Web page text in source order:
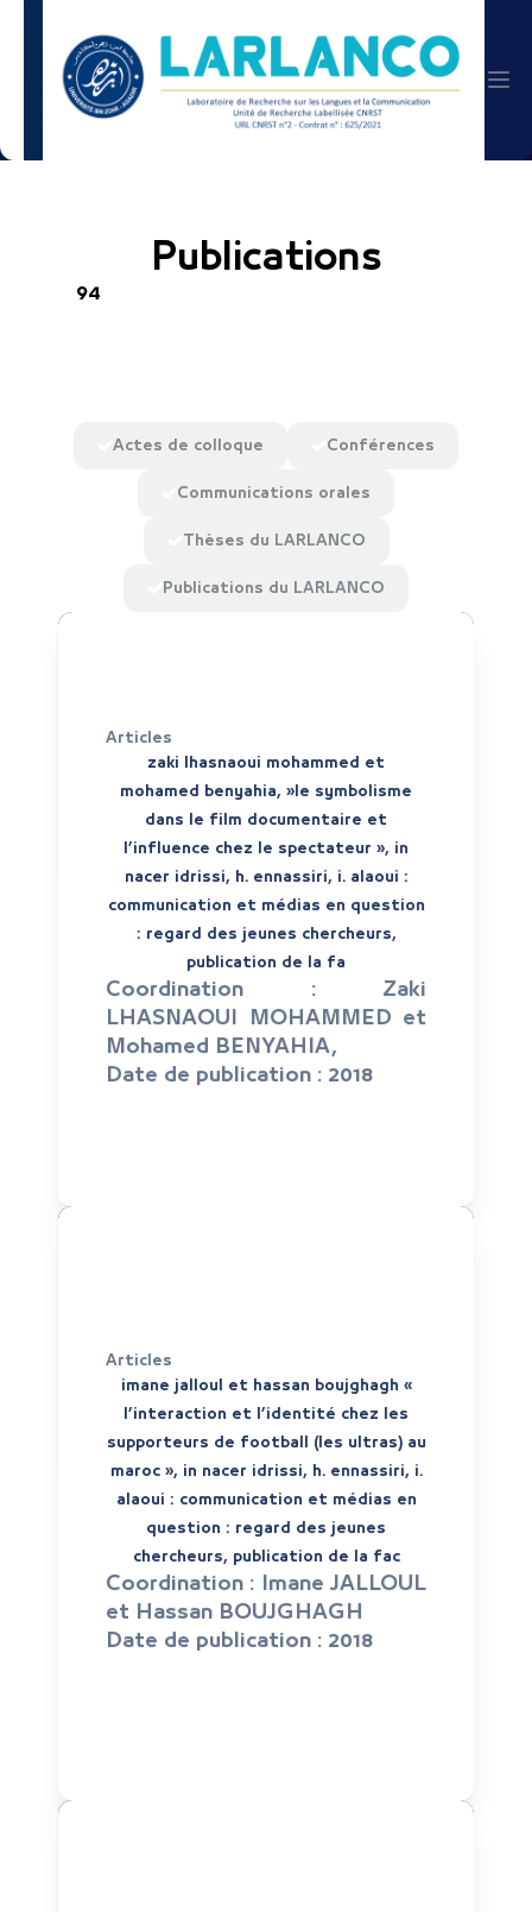
Publications
94
Actes de colloque Conférences
Communications orales
Thèses du LARLANCO
Publications du LARLANCO
Articles
zaki lhasnaoui mohammed et
mohamed benyahia, »le symbolisme
dans le film documentaire et
l’influence chez le spectateur », in
nacer idrissi, h. ennassiri, i. alaoui :
communication et médias en question
: regard des jeunes chercheurs,
publication de la fa
Coordination :Zaki
LHASNAOUI MOHAMMED et
Mohamed BENYAHIA,
Date de publication : 2018
Articles
imane jalloul et hassan boujghagh «
l’interaction et l’identité chez les
supporteurs de football (les ultras) au
maroc », in nacer idrissi, h. ennassiri, i.
alaoui : communication et médias en
question : regard des jeunes
chercheurs, publication de la fac
Coordination : Imane JALLOUL
et Hassan BOUJGHAGH
Date de publication : 2018